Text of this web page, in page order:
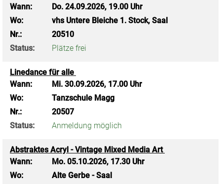
Wann:
Do. 24.09.2026, 19.00 Uhr
Wo:
vhs Untere Bleiche 1. Stock, Saal
Nr.:
20510
Status:
Plätze frei
Linedance für alle
Wann:
Mi. 30.09.2026, 17.00 Uhr
Wo:
Tanzschule Magg
Nr.:
20507
Status:
Anmeldung möglich
Abstraktes Acryl - Vintage Mixed Media Art
Wann:
Mo. 05.10.2026, 17.30 Uhr
Wo:
Alte Gerbe - Saal